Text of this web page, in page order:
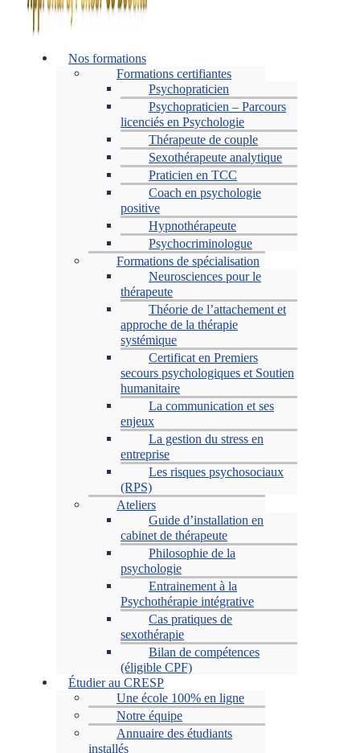
Menu
Nos formations
Formations certifiantes
Psychopraticien
Psychopraticien – Parcours
licenciés en Psychologie
Thérapeute de couple
Sexothérapeute analytique
Praticien en TCC
Coach en psychologie
positive
Hypnothérapeute
Psychocriminologue
Formations de spécialisation
Neurosciences pour le
thérapeute
Théorie de l’attachement et
approche de la thérapie
systémique
Certificat en Premiers
secours psychologiques et Soutien
humanitaire
La communication et ses
enjeux
La gestion du stress en
entreprise
Les risques psychosociaux
(RPS)
Ateliers
Guide d’installation en
cabinet de thérapeute
Philosophie de la
psychologie
Entrainement à la
Psychothérapie intégrative
Cas pratiques de
sexothérapie
Bilan de compétences
(éligible CPF)
Étudier au CRESP
Une école 100% en ligne
Notre équipe
Annuaire des étudiants
installés